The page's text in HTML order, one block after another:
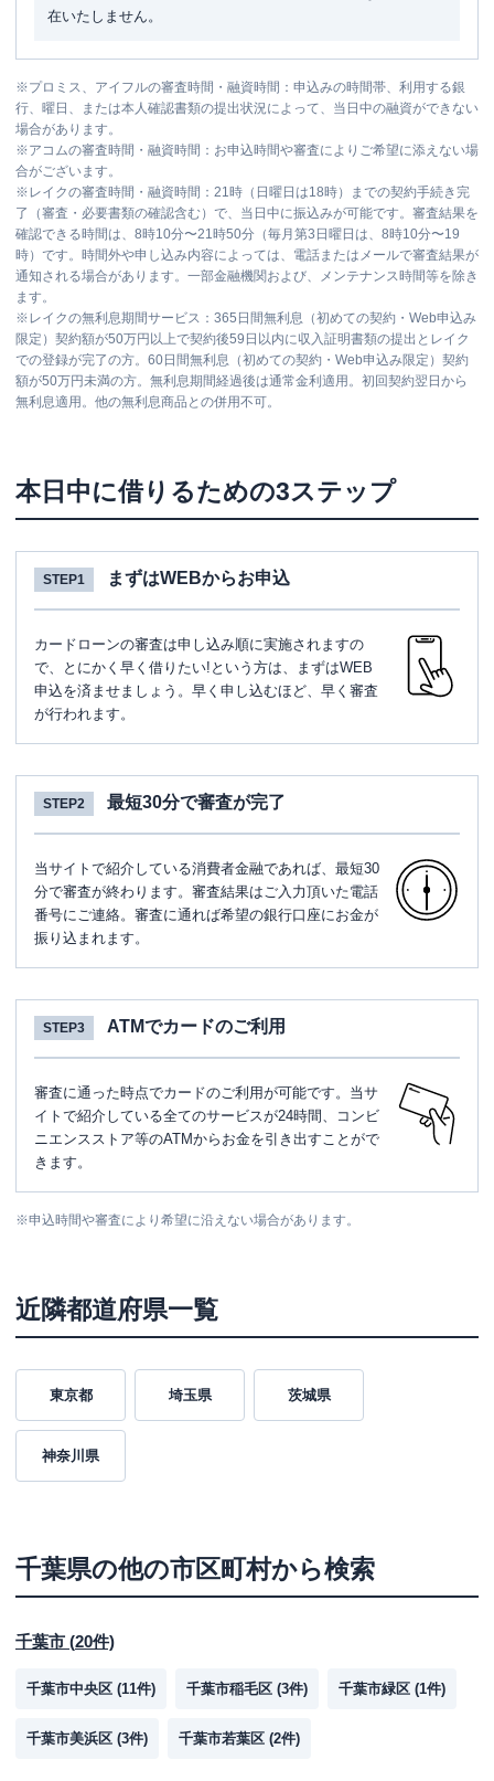
在いたしません。
※プロミス、アイフルの審査時間・融資時間：申込みの時間帯、利用する銀
行、曜日、または本人確認書類の提出状況によって、当日中の融資ができない
場合があります。
※アコムの審査時間・融資時間：お申込時間や審査によりご希望に添えない場
合がございます。
※ レイクの審査時間・融資時間：21時（日曜日は18時）までの契約手続き完
了（審査・必要書類の確認含む）で、当日中に振込みが可能です。審査結果を
確認できる時間は、8時10分〜21時50分（毎月第3日曜日は、8時10分〜19
時）です。時間外や申し込み内容によっては、電話またはメールで審査結果が
通知される場合があります。一部金融機関および、メンテナンス時間等を除き
ます。
※ レイクの無利息期間サービス：365日間無利息（初めての契約・Web申込み
限定）契約額が50万円以上で契約後59日以内に収入証明書類の提出とレイク
での登録が完了の方。60日間無利息（初めての契約・Web申込み限定）契約
額が50万円未満の方。無利息期間経過後は通常金利適用。初回契約翌日から
無利息適用。他の無利息商品との併用不可。
本日中に借りるための3ステップ
STEP1 まずはWEBからお申込
カードローンの審査は申し込み順に実施されますの
で、とにかく早く借りたい!という方は、まずはWEB
申込を済ませましょう。早く申し込むほど、早く審査
が行われます。
STEP2 最短30分で審査が完了
当サイトで紹介している消費者金融であれば、最短30
分で審査が終わります。審査結果はご入力頂いた電話
番号にご連絡。審査に通れば希望の銀行口座にお金が
振り込まれます。
STEP3 ATMでカードのご利用
審査に通った時点でカードのご利用が可能です。当サ
イトで紹介している全てのサービスが24時間、コンビ
ニエンスストア等のATMからお金を引き出すことがで
きます。
※申込時間や審査により希望に沿えない場合があります。
近隣都道府県一覧
東京都 埼玉県 茨城県
神奈川県
千葉県の他の市区町村から検索
千葉市 (20件)
千葉市中央区 (11件) 千葉市稲毛区 (3件) 千葉市緑区 (1件)
千葉市美浜区 (3件) 千葉市若葉区 (2件)